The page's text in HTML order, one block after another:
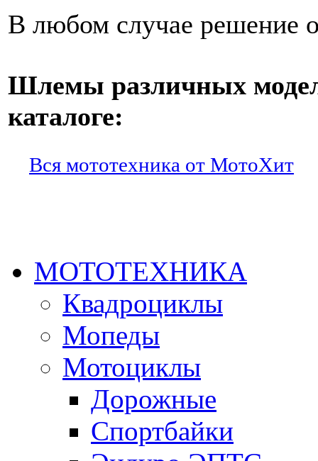
В любом случае решение
Шлемы различных
каталоге:
Вся мототехника от МотоХит
МОТОТЕХНИКА
Квадроциклы
Мопеды
Мотоциклы
Дорожные
Спортбайки